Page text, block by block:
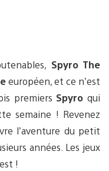
Spyro The
européen, et ce n’est
premiers Spyro qui
semaine ! Revenez
l’aventure du petit
années. Les jeux
!